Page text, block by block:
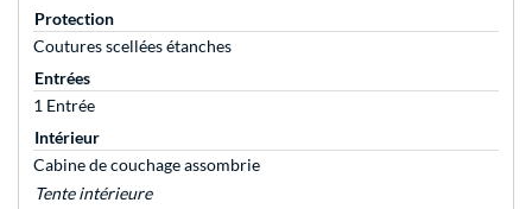
Protection
Coutures scellées étanches
Entrées
1 Entrée
Intérieur
Cabine de couchage assombrie
Tente intérieure